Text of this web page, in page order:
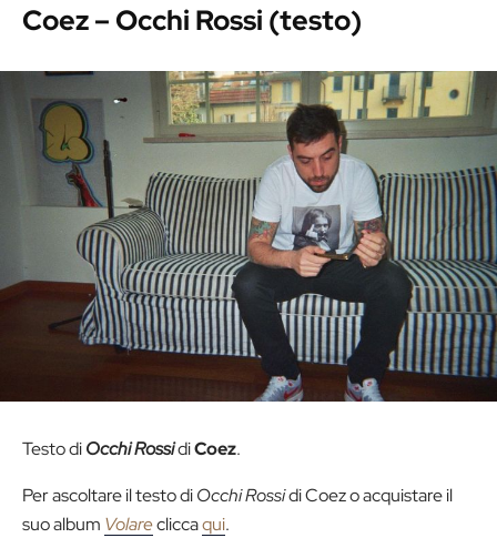
Coez – Occhi Rossi (testo)
Testo diOcchi RossidiCoez.
Per ascoltare il testo diOcchi Rossidi Coez o acquistare il
suo album Volarecliccaqui.